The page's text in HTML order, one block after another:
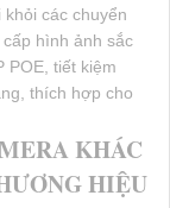
các chuyển
hình ảnh sắc
POE, tiết kiệm
thích hợp cho
KHÁC
HIỆU